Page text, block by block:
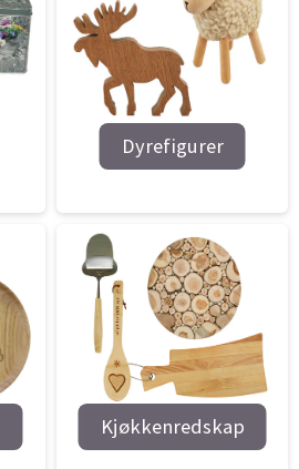
Dyrefigurer
Kjøkkenredskap